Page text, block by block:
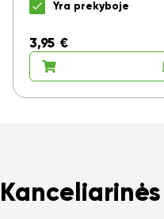
Yra prekyboje
3,95 €